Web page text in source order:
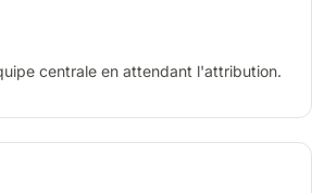
centrale en attendant l'attribution.